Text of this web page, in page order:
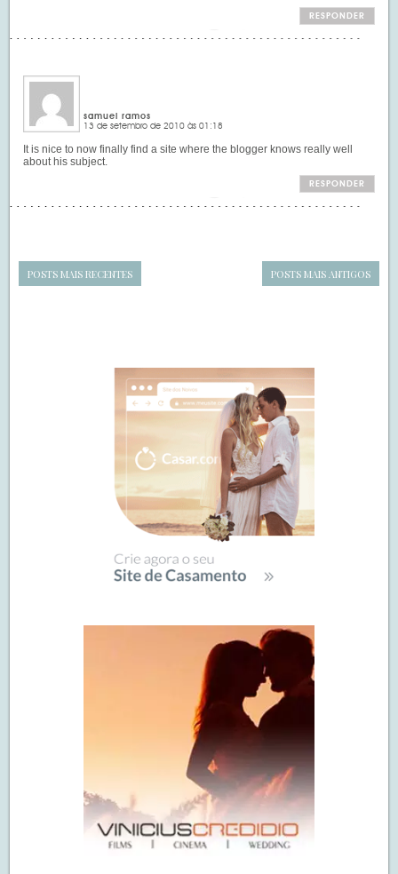
RESPONDER
samuel ramos
13 de setembro de 2010 às 01:18
It is nice to now finally find a site where the blogger knows really well
about his subject.
RESPONDER
POSTS MAIS RECENTES POSTS MAIS ANTIGOS
SIDEBAR